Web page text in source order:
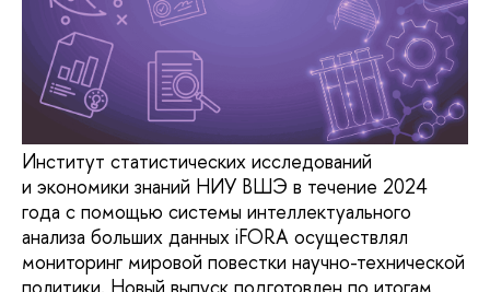
Институт статистических исследований
и экономики знаний НИУ ВШЭ в течение 2024
года с помощью системы интеллектуального
анализа больших данных iFORA осуществлял
мониторинг мировой повестки научно-технической